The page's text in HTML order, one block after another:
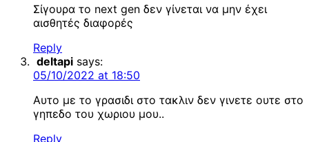
Σίγουρα το next gen δεν γίνεται να μην έχει
αισθητές διαφορές
Reply
deltapi says:
05/10/2022 at 18:50
Αυτο με το γρασιδι στο τακλιν δεν γινετε ουτε στο
γηπεδο του χωριου μου..
Reply